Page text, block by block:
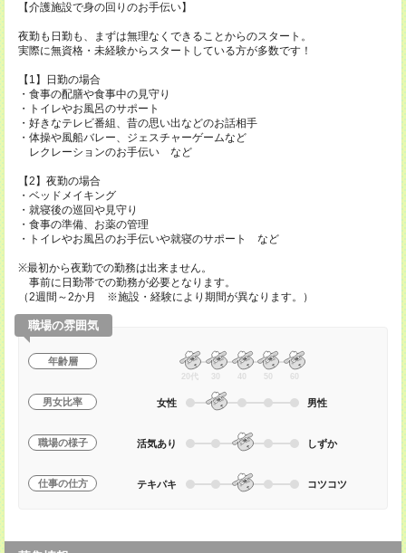
【介護施設で身の回りのお手伝い】
夜勤も日勤も、まずは無理なくできることからのスタート。
実際に無資格・未経験からスタートしている方が多数です！
【1】日勤の場合
・食事の配膳や食事中の見守り
・トイレやお風呂のサポート
・好きなテレビ番組、昔の思い出などのお話相手
・体操や風船バレー、ジェスチャーゲームなど
レクレーションのお手伝い など
【2】夜勤の場合
・ベッドメイキング
・就寝後の巡回や見守り
・食事の準備、お薬の管理
・トイレやお風呂のお手伝いや就寝のサポート など
※最初から夜勤での勤務は出来ません。
事前に日勤帯での勤務が必要となります。
（2週間～2か月 ※施設・経験により期間が異なります。）
職場の雰囲気
年齢層
20代 30 40 50 60
男女比率 女性 男性
職場の様子 活気あり しずか
仕事の仕方 テキパキ コツコツ